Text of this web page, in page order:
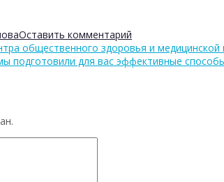
Оставить комментарий
общественного здоровья и
подготовили для вас эффективные